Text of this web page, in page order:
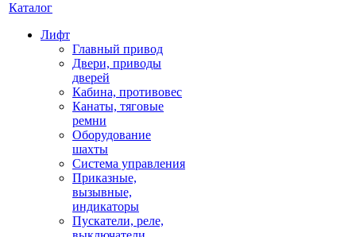
Каталог
Лифт
Главный привод
Двери, приводы
дверей
Кабина, противовес
Канаты, тяговые
ремни
Оборудование
шахты
Система управления
Приказные,
вызывные,
индикаторы
Пускатели, реле,